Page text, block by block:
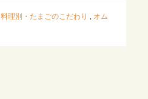
料理別・たまごのこだわり , オム